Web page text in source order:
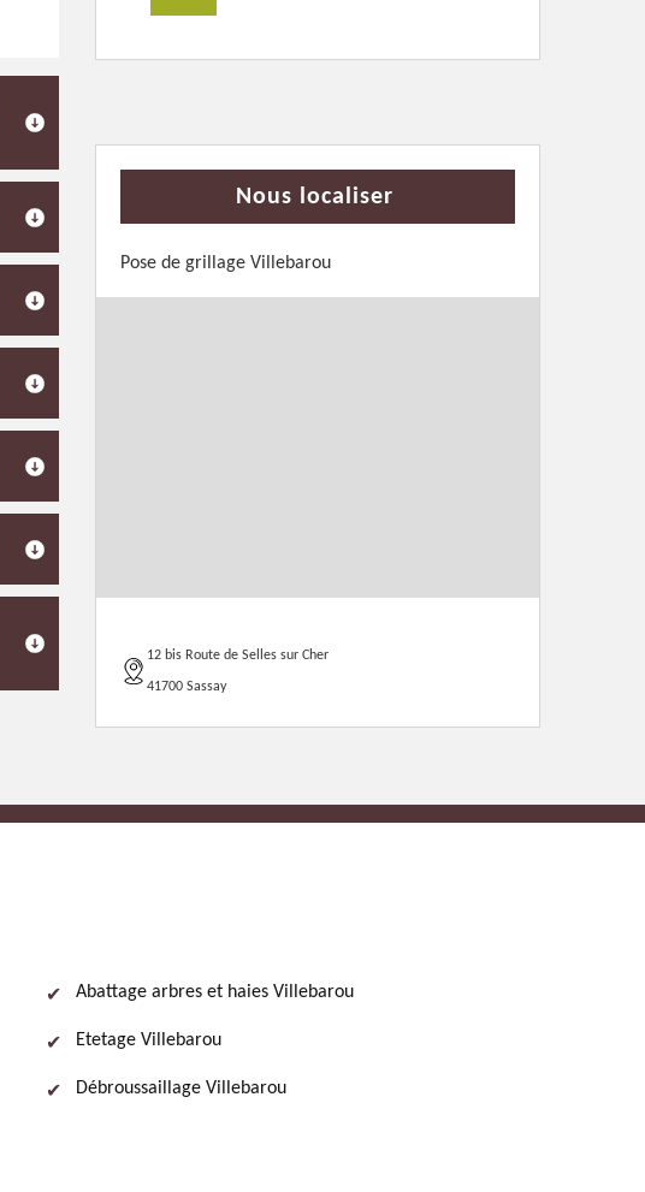
Nous localiser
Pose de grillage Villebarou
12 bis Route de Selles sur Cher
41700 Sassay
Abattage arbres et haies Villebarou
Etetage Villebarou
Débroussaillage Villebarou